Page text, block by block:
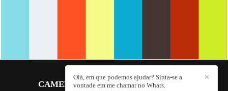
CAMERA 4 FOTOGRAFIA/CONTATO
✕
Olá, em que podemos ajudar? Sinta-se a
vontade em me chamar no Whats.